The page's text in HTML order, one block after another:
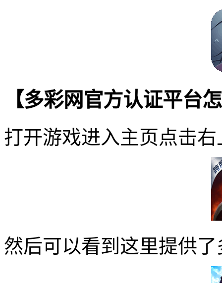
【多彩网官方认证平台
打开游戏进入主页点击
然后可以看到这里提供